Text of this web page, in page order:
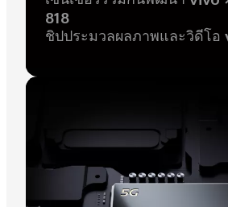
818
ชิปประมวลผลภาพและวิดีโอ